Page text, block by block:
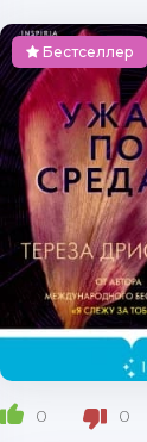
Бестселлер
0 0